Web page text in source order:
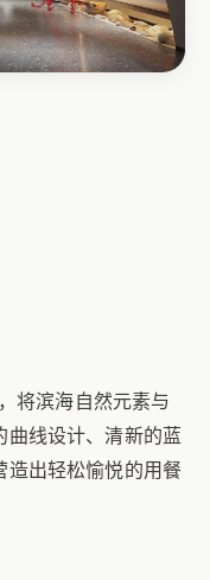
将滨海自然元素与
曲线设计、清新的蓝
造出轻松愉悦的用餐